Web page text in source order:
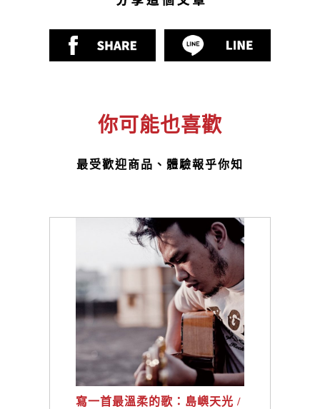
你可能也喜歡
最受歡迎商品、體驗報乎你知
寫一首最溫柔的歌：島嶼天光 /